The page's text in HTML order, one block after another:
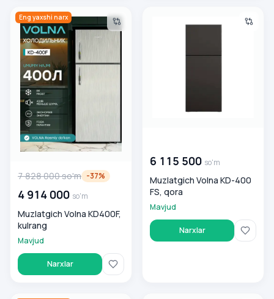
Muzlatgich Volna KD400F, kulrang
Eng yaxshi narx
7 828 000so'm -37%
4 914 000 so'm
Muzlatgich Volna KD400F,
kulrang
Mavjud
Narxlar
6 115 500 so'm
Muzlatgich Volna KD-400
FS, qora
Mavjud
Narxlar